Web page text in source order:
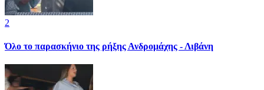
2
Όλο το παρασκήνιο της ρήξης Ανδρομάχης - Λιβάνη